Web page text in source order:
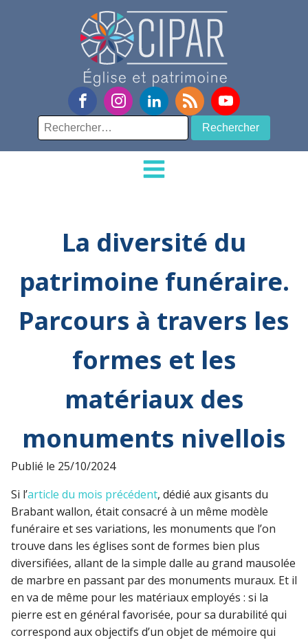
Rechercher :
La diversité du
patrimoine funéraire.
Parcours à travers les
formes et les
matériaux des
monuments nivellois
Publié le 25/10/2024
Si l’article du mois précédent, dédié aux gisants du
Brabant wallon, était consacré à un même modèle
funéraire et ses variations, les monuments que l’on
trouve dans les églises sont de formes bien plus
diversifiées, allant de la simple dalle au grand mausolée
de marbre en passant par des monuments muraux. Et il
en va de même pour les matériaux employés : si la
pierre est en général favorisée, pour sa durabilité qui
correspond aux objectifs d’un objet de mémoire qui